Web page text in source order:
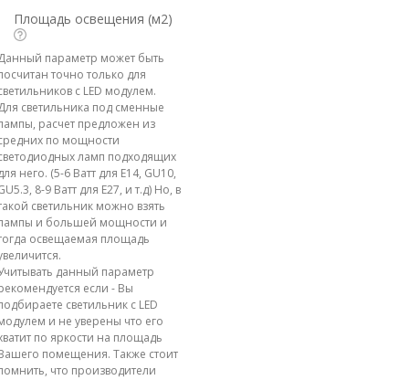
Площадь освещения (м2)
параметр может быть
точно только для
с LED модулем.
светильника под сменные
расчет предложен из
по мощности
ламп подходящих
него. (5-6 Ватт для E14, GU10,
8-9 Ватт для E27, и т.д) Но, в
светильник можно взять
и большей мощности и
освещаемая площадь
данный параметр
если - Вы
светильник с LED
и не уверены что его
по яркости на площадь
помещения. Также стоит
что производители